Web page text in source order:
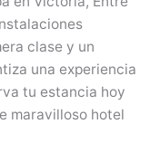
clase y un
una experiencia
tu estancia hoy
maravilloso hotel